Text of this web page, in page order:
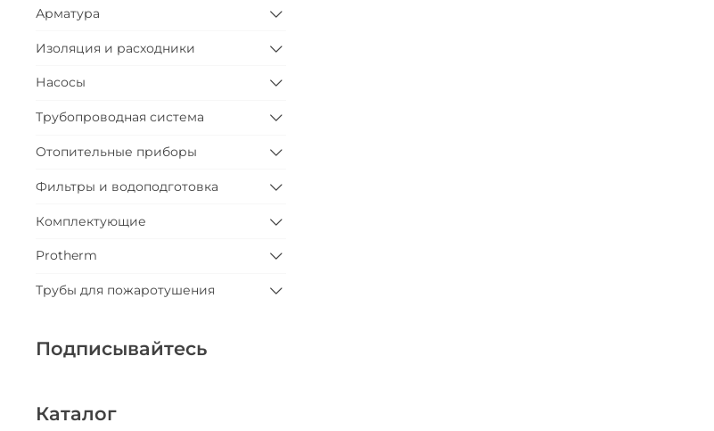
Арматура
Изоляция и расходники
Насосы
Трубопроводная система
Отопительные приборы
Фильтры и водоподготовка
Комплектующие
Protherm
Трубы для пожаротушения
Подписывайтесь
Каталог